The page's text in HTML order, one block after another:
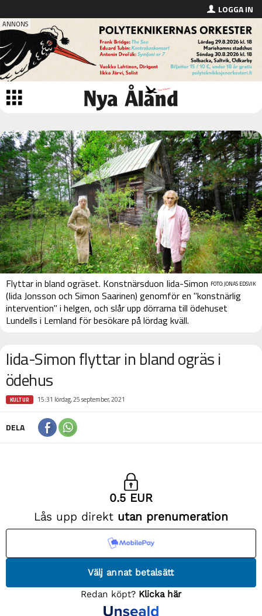
LOGGA IN
FOTO: JONAS EDSVIK
Flyttar in bland ogräset. Konstnärsduon Iida-Simon
(Iida Jonsson och Simon Saarinen) genomför en "konstnärlig
intervention" i helgen, och slår upp dörrarna till ödehuset
Lundells i Lemland för besökare på lördag kväll.
Iida-Simon flyttar in bland ogräs i
ödehus
KULTUR 15:31 lördag, 25 september, 2021
DELA